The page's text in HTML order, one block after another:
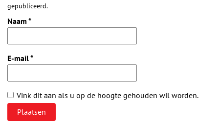
gepubliceerd.
Naam *
E-mail*
Vink dit aan als u op de hoogte gehouden wil worden.